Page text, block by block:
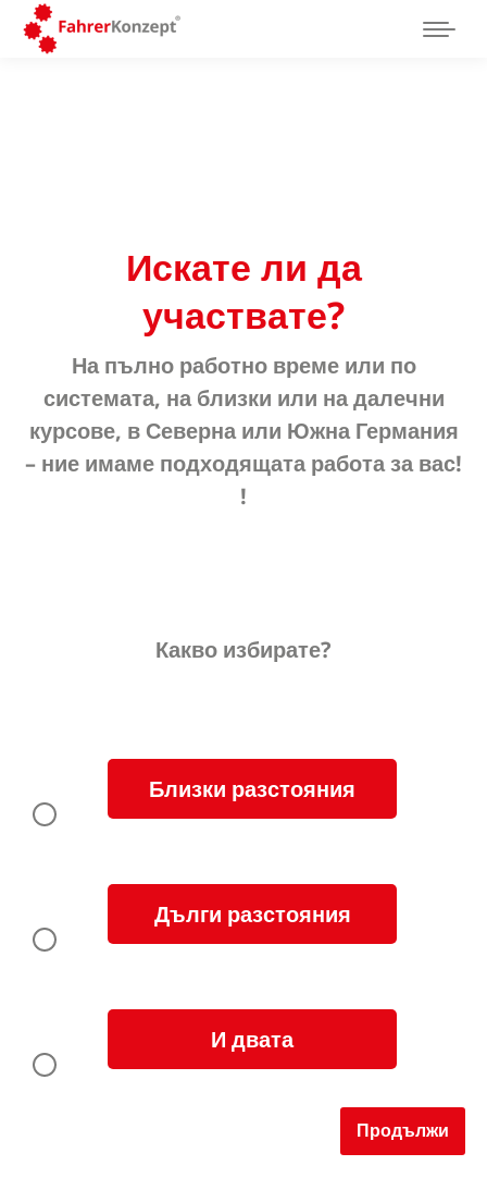
Искате ли да
участвате?
На пълно работно време или по
системата, на близки или на далечни
курсове, в Северна или Южна Германия
– ние имаме подходящата работа за вас!
!
Какво избирате?
Близки разстояния
Дълги разстояния
И двата
Продължи